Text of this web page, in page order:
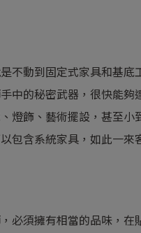
不動到固定式家具和基
中的秘密武器，很快能
燈飾、藝術擺設，甚至
包含系統家具，如此一
必須擁有相當的品味，